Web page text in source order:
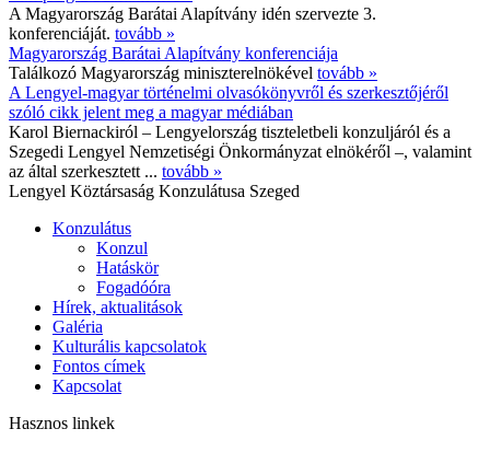
A Magyarország Barátai Alapítvány idén szervezte 3.
konferenciáját. tovább »
Magyarország Barátai Alapítvány konferenciája
Találkozó Magyarország miniszterelnökével tovább »
A Lengyel-magyar történelmi olvasókönyvről és szerkesztőjéről
szóló cikk jelent meg a magyar médiában
Karol Biernackiról – Lengyelország tiszteletbeli konzuljáról és a
Szegedi Lengyel Nemzetiségi Önkormányzat elnökéről –, valamint
az által szerkesztett ... tovább »
Lengyel Köztársaság Konzulátusa Szeged
Konzulátus
Konzul
Hatáskör
Fogadóóra
Hírek, aktualitások
Galéria
Kulturális kapcsolatok
Fontos címek
Kapcsolat
Hasznos linkek